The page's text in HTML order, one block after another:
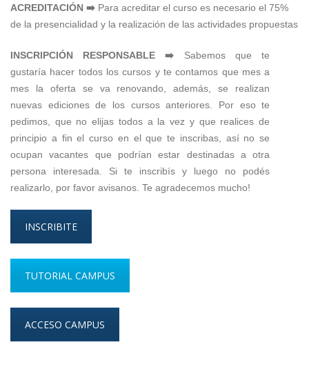
ACREDITACIÓN ➡️ Para acreditar el curso es necesario el 75%
de la presencialidad y la realización de las actividades propuestas
INSCRIPCIÓN RESPONSABLE ➡️ Sabemos que te
gustaría hacer todos los cursos y te contamos que mes a
mes la oferta se va renovando, además, se realizan
nuevas ediciones de los cursos anteriores. Por eso te
pedimos, que no elijas todos a la vez y que realices de
principio a fin el curso en el que te inscribas, así no se
ocupan vacantes que podrían estar destinadas a otra
persona interesada. Si te inscribís y luego no podés
realizarlo, por favor avisanos. Te agradecemos mucho!
INSCRIBITE
TUTORIAL CAMPUS
ACCESO CAMPUS